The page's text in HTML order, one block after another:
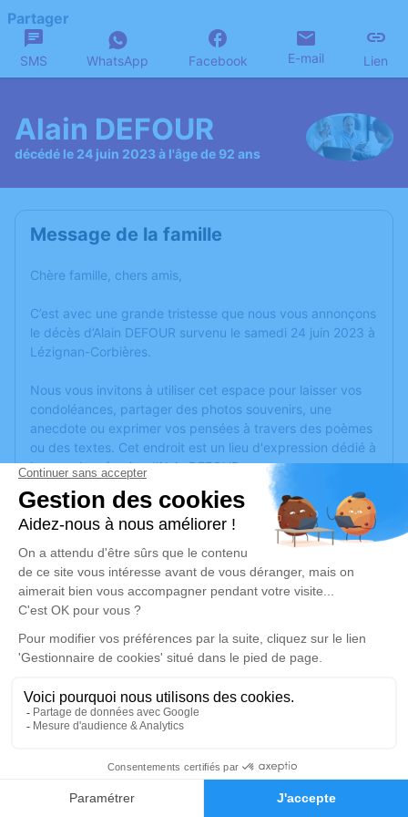
Faire-part Hommages
Partager
SMS WhatsApp Facebook E-mail Lien
Alain DEFOUR
décédé le 24 juin 2023 à l'âge de 92 ans
Message de la famille
Chère famille, chers amis,
C’est avec une grande tristesse que nous vous annonçons
le décès d’Alain DEFOUR survenu le samedi 24 juin 2023 à
Lézignan-Corbières.
Nous vous invitons à utiliser cet espace pour laisser vos
condoléances, partager des photos souvenirs, une
anecdote ou exprimer vos pensées à travers des poèmes
ou des textes. Cet endroit est un lieu d'expression dédié à
honorer la mémoire d’Alain DEFOUR.
Un service de plantation d’arbre hommage estdisponible
ici.
Je rends hommage
Cérémonie civile
mercredi 28 juin 2023 à 14h30
Rue du Commerce
11800 Trèbes
Je rends hommage